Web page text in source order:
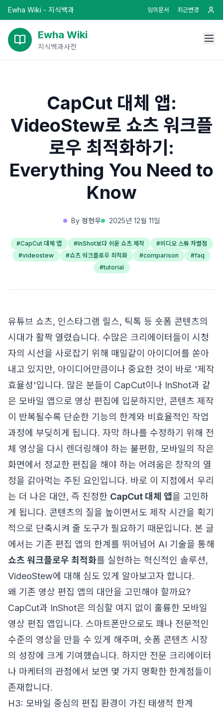
Ewha Wiki - 지식백과 임의문서 최근변경
Ewha Wiki
지식백과사전
CapCut 대체 앱:
VideoStew로 쇼츠 워크플
로우 최적화하기:
Everything You Need to
Know
By 정현우 2025년 12월 11일
#CapCut 대체 앱 #InShot보다 쉬운 쇼츠 제작 #비디오 스튜 차별점
#videostew #쇼츠 워크플로우 최적화 #comparison #faq
#tutorial
유튜브 쇼츠, 인스타그램 릴스, 틱톡 등 숏폼 콘텐츠의
시대가 활짝 열렸습니다. 수많은 크리에이터들이 시청
자의 시선을 사로잡기 위해 매일같이 아이디어를 쏟아
내고 있지만, 아이디어만큼이나 중요한 것이 바로 '제작
효율성'입니다. 많은 분들이 CapCut이나 InShot과 같
은 모바일 앱으로 영상 편집에 입문하지만, 콘텐츠 제작
이 반복될수록 단순한 기능의 한계와 비효율적인 작업
과정에 부딪히게 됩니다. 자막 하나를 수정하기 위해 전
체 영상을 다시 렌더링해야 하는 불편함, 모바일의 작은
화면에서 정교한 편집을 해야 하는 어려움은 창작의 열
정을 갉아먹는 주된 요인입니다. 바로 이 지점에서 우리
는 더 나은 대안, 즉 진정한 CapCut 대체 앱을 고민하
게 됩니다. 콘텐츠의 질을 높이면서도 제작 시간을 획기
적으로 단축시켜 줄 도구가 필요하기 때문입니다. 본 글
에서는 기존 편집 앱의 한계를 뛰어넘어 AI 기술을 통해
쇼츠 워크플로우 최적화를 실현하는 혁신적인 솔루션,
VideoStew에 대해 심도 있게 알아보고자 합니다.
왜 기존 영상 편집 앱의 대안을 고민해야 할까요?
CapCut과 InShot은 의심할 여지 없이 훌륭한 모바일
영상 편집 앱입니다. 스마트폰만으로도 꽤나 전문적인
수준의 영상을 만들 수 있게 해주며, 숏폼 콘텐츠 시장
의 성장에 크게 기여했습니다. 하지만 전문 크리에이터
나 마케터의 관점에서 보면 몇 가지 명확한 한계점들이
존재합니다.
H3: 모바일 중심의 편집 환경이 가진 태생적 한계